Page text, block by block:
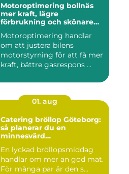
Motoroptimering bollnäs
mer kraft, lägre
förbrukning och skönare
Motoroptimering handlar
om att justera bilens
motorstyrning för att få mer
kraft, bättre gasrespons ...
01. aug
Catering bröllop Göteborg:
så planerar du en
minnesvärd
En lyckad bröllopsmiddag
handlar om mer än god mat.
För många par är den s...